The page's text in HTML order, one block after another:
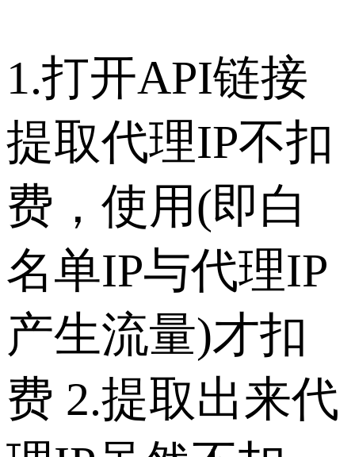
1.打开API链接
提取代理IP不扣
费，使用(即白
名单IP与代理IP
产生流量)才扣
费 2.提取出来代